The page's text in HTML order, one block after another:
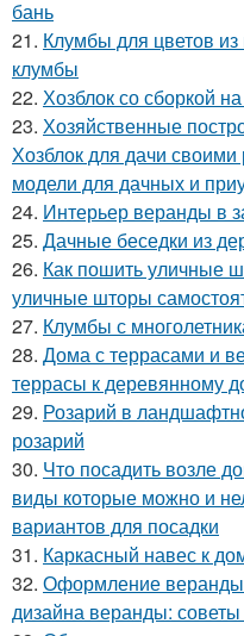
бань
21. Клумбы для цветов
клумбы
22. Хозблок со сборкой
23. Хозяйственные
Хозблок для дачи
модели для дачных и
24. Интерьер веранды в
25. Дачные беседки из
26. Как пошить уличные
уличные шторы
27. Клумбы с
28. Дома с террасами и
террасы к деревянному
29. Розарий в
розарий
30. Что посадить возле
виды которые можно и
вариантов для посадки
31. Каркасный навес к
32. Оформление веранды
дизайна веранды: